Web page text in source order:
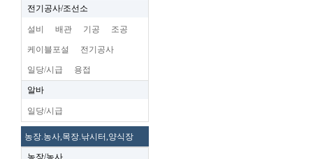
전기공사/조선소
설비 배관 기공 조공
케이블포설 전기공사
일당/시급 용접
알바
일당/시급
농장.농사,목장.낚시터,양식장
농장/농사